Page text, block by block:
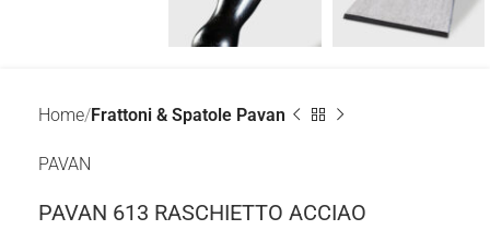
Home Frattoni & Spatole Pavan
PAVAN
PAVAN 613 RASCHIETTO ACCIAO